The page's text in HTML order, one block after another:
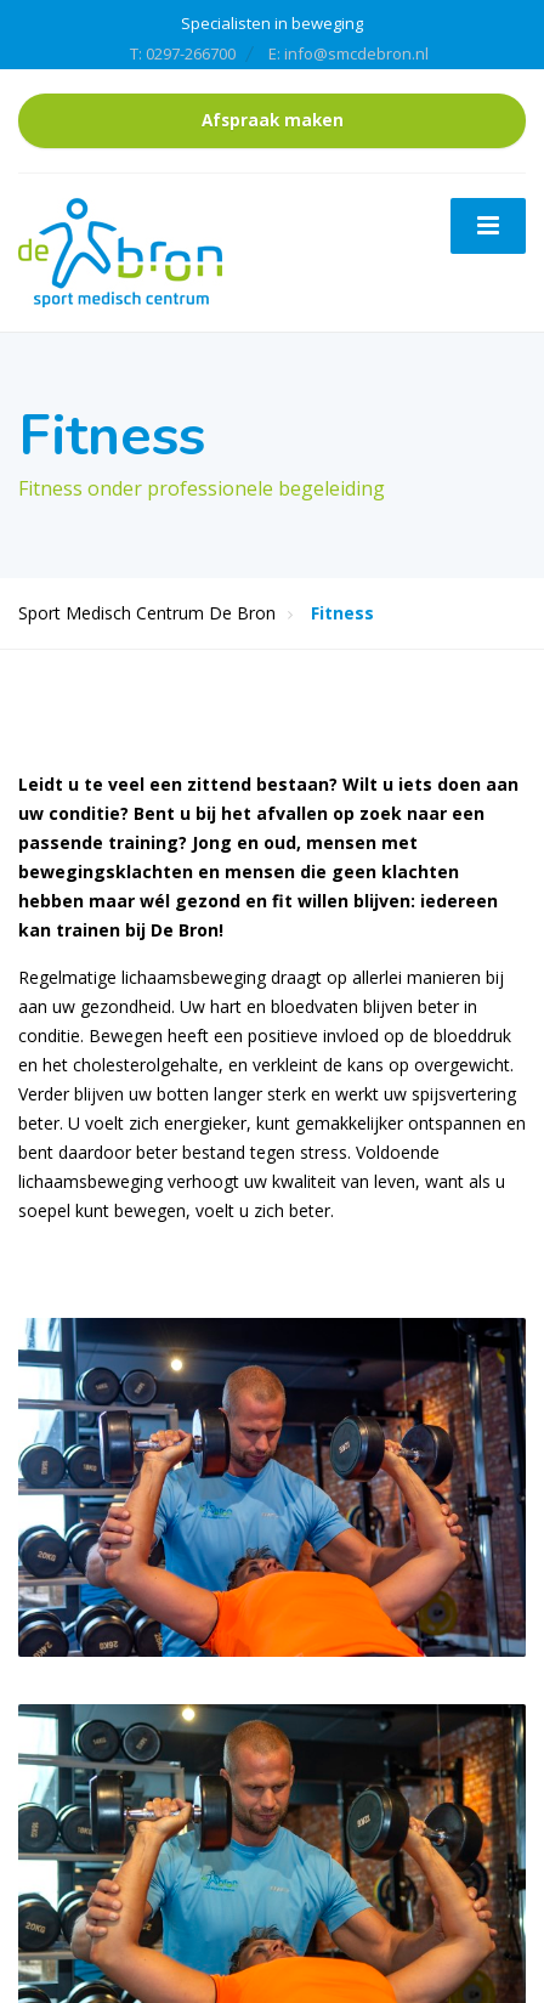
Specialisten in beweging
T: 0297-266700
E: info@smcdebron.nl
Afspraak maken
Fitness
Fitness onder professionele begeleiding
Sport Medisch Centrum De Bron Fitness
Leidt u te veel een zittend bestaan? Wilt u iets doen aan
uw conditie? Bent u bij het afvallen op zoek naar een
passende training? Jong en oud, mensen met
bewegingsklachten en mensen die geen klachten
hebben maar wél gezond en fit willen blijven: iedereen
kan trainen bij De Bron!
Regelmatige lichaamsbeweging draagt op allerlei manieren bij
aan uw gezondheid. Uw hart en bloedvaten blijven beter in
conditie. Bewegen heeft een positieve invloed op de bloeddruk
en het cholesterolgehalte, en verkleint de kans op overgewicht.
Verder blijven uw botten langer sterk en werkt uw spijsvertering
beter. U voelt zich energieker, kunt gemakkelijker ontspannen en
bent daardoor beter bestand tegen stress. Voldoende
lichaamsbeweging verhoogt uw kwaliteit van leven, want als u
soepel kunt bewegen, voelt u zich beter.